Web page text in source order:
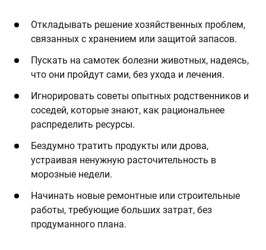
Откладывать решение хозяйственных проблем,
связанных с хранением или защитой запасов.
Пускать на самотек болезни животных, надеясь,
что они пройдут сами, без ухода и лечения.
Игнорировать советы опытных родственников и
соседей, которые знают, как рациональнее
распределить ресурсы.
Бездумно тратить продукты или дрова,
устраивая ненужную расточительность в
морозные недели.
Начинать новые ремонтные или строительные
работы, требующие больших затрат, без
продуманного плана.